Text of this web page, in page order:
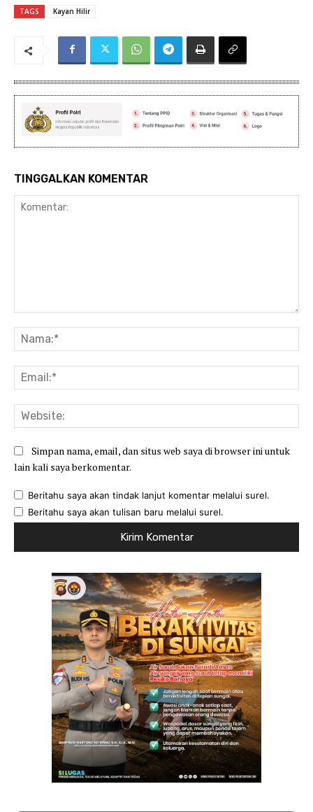
TAGS Kayan Hilir
TINGGALKAN KOMENTAR
Simpan nama, email, dan situs web saya di browser ini untuk
lain kali saya berkomentar.
Beritahu saya akan tindak lanjut komentar melalui surel.
Beritahu saya akan tulisan baru melalui surel.